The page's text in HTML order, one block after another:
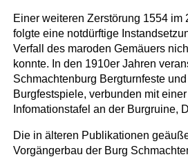
Einer weiteren Zerstörung 1554 im
folgte eine notdürftige
Verfall des maroden Gemäuers
konnte. In den 1910er Jahren
Schmachtenburg Bergturnfeste
Burgfestspiele, verbunden mit
Infomationstafel an der Burgruine,
Die in älteren Publikationen
Vorgängerbau der Burg